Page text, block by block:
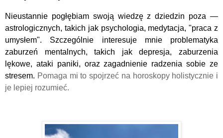
Nieustannie pogłębiam swoją wiedzę z dziedzin poza —
astrologicznych, takich jak psychologia, medytacja, "praca z
umysłem". Szczególnie interesuje mnie problematyka
zaburzeń mentalnych, takich jak depresja, zaburzenia
lękowe, ataki paniki, oraz zagadnienie radzenia sobie ze
stresem. Pomaga mi to spojrzeć na horoskopy holistycznie i
je lepiej rozumieć.